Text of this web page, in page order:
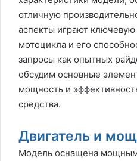
отличную
аспекты играют
мотоцикла и его
запросы как опытных
обсудим основные
мощность и
средства.
Двигатель и
Модель оснащена